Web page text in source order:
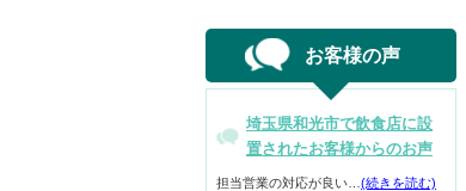
お客様の声
埼玉県和光市で飲食店に設
置されたお客様からのお声
担当営業の対応が良い… (続きを読む)